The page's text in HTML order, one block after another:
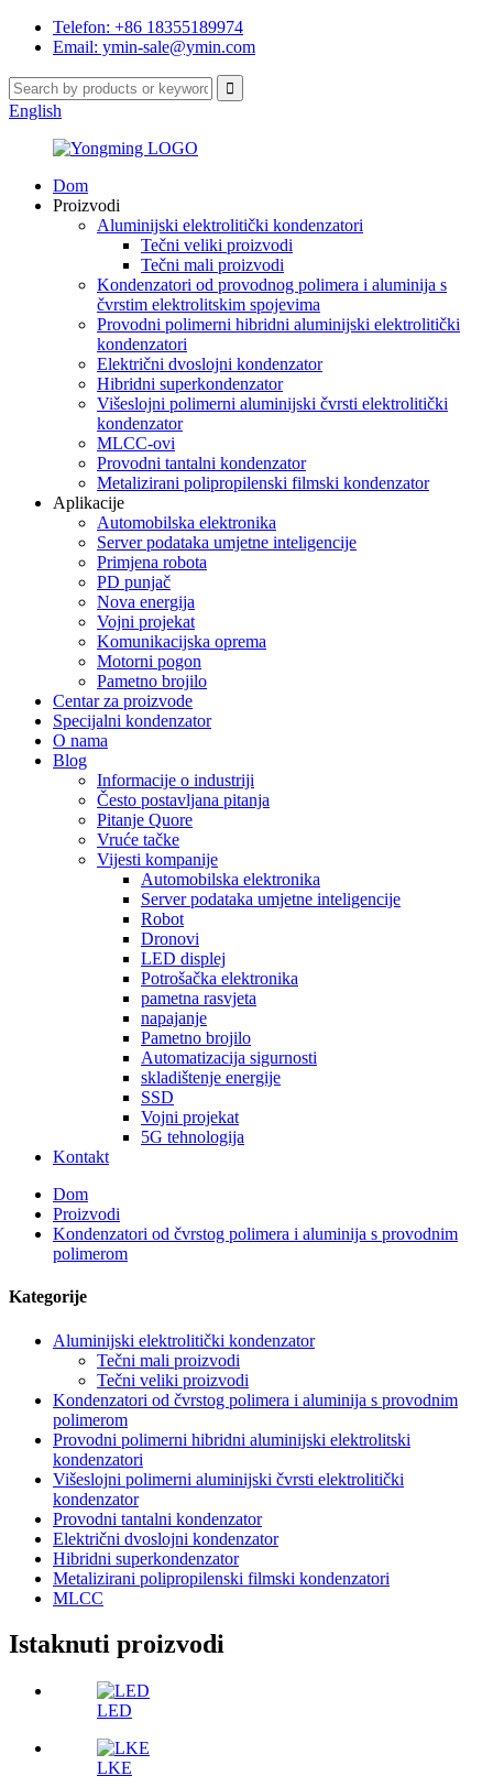
Telefon: +86 18355189974
Email: ymin-sale@ymin.com
English
Dom
Proizvodi
Aluminijski elektrolitički kondenzatori
Tečni veliki proizvodi
Tečni mali proizvodi
Kondenzatori od provodnog polimera i aluminija s
čvrstim elektrolitskim spojevima
Provodni polimerni hibridni aluminijski elektrolitički
kondenzatori
Električni dvoslojni kondenzator
Hibridni superkondenzator
Višeslojni polimerni aluminijski čvrsti elektrolitički
kondenzator
MLCC-ovi
Provodni tantalni kondenzator
Metalizirani polipropilenski filmski kondenzator
Aplikacije
Automobilska elektronika
Server podataka umjetne inteligencije
Primjena robota
PD punjač
Nova energija
Vojni projekat
Komunikacijska oprema
Motorni pogon
Pametno brojilo
Centar za proizvode
Specijalni kondenzator
O nama
Blog
Informacije o industriji
Često postavljana pitanja
Pitanje Quore
Vruće tačke
Vijesti kompanije
Automobilska elektronika
Server podataka umjetne inteligencije
Robot
Dronovi
LED displej
Potrošačka elektronika
pametna rasvjeta
napajanje
Pametno brojilo
Automatizacija sigurnosti
skladištenje energije
SSD
Vojni projekat
5G tehnologija
Kontakt
Dom
Proizvodi
Kondenzatori od čvrstog polimera i aluminija s provodnim
polimerom
Kategorije
Aluminijski elektrolitički kondenzator
Tečni mali proizvodi
Tečni veliki proizvodi
Kondenzatori od čvrstog polimera i aluminija s provodnim
polimerom
Provodni polimerni hibridni aluminijski elektrolitski
kondenzatori
Višeslojni polimerni aluminijski čvrsti elektrolitički
kondenzator
Provodni tantalni kondenzator
Električni dvoslojni kondenzator
Hibridni superkondenzator
Metalizirani polipropilenski filmski kondenzatori
MLCC
Istaknuti proizvodi
LED
LKE